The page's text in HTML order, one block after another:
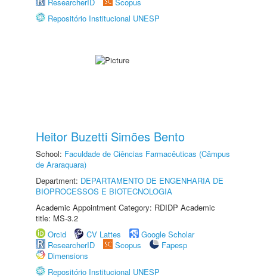
Repositório Institucional UNESP
Heitor Buzetti Simões Bento
School: Faculdade de Ciências Farmacêuticas (Câmpus
de Araraquara)
Department: DEPARTAMENTO DE ENGENHARIA DE
BIOPROCESSOS E BIOTECNOLOGIA
Academic Appointment Category: RDIDP Academic
title: MS-3.2
Orcid
CV Lattes
Google Scholar
ResearcherID
Scopus
Fapesp
Dimensions
Repositório Institucional UNESP